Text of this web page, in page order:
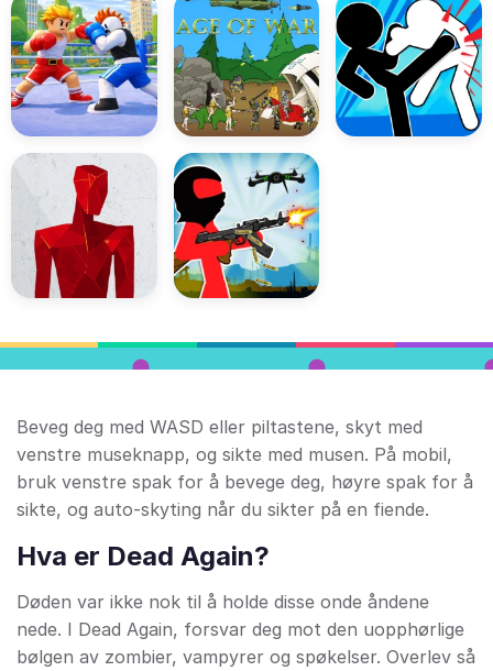
Beveg deg med WASD eller piltastene, skyt med
venstre museknapp, og sikte med musen. På mobil,
bruk venstre spak for å bevege deg, høyre spak for å
sikte, og auto-skyting når du sikter på en fiende.
Hva er Dead Again?
Døden var ikke nok til å holde disse onde åndene
nede. I Dead Again, forsvar deg mot den uopphørlige
bølgen av zombier, vampyrer og spøkelser. Overlev så